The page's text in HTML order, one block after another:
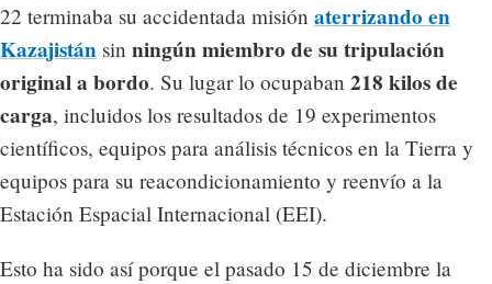
22 terminaba su accidentada misión aterrizando en
Kazajistán sin ningún miembro de su tripulación
original a bordo. Su lugar lo ocupaban 218 kilos de
carga, incluidos los resultados de 19 experimentos
científicos, equipos para análisis técnicos en la Tierra y
equipos para su reacondicionamiento y reenvío a la
Estación Espacial Internacional (EEI).
Esto ha sido así porque el pasado 15 de diciembre la